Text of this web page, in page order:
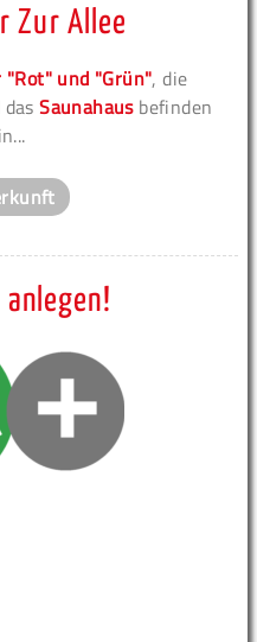
Zur Allee
"Rot" und "Grün", die
dasSaunahausbefinden
anlegen!